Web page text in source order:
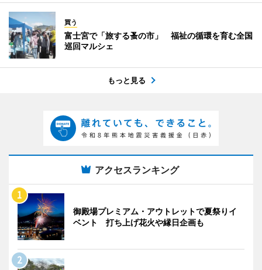
買う
富士宮で「旅する蚤の市」 福祉の循環を育む全国
巡回マルシェ
もっと見る
アクセスランキング
御殿場プレミアム・アウトレットで夏祭りイ
ベント 打ち上げ花火や縁日企画も